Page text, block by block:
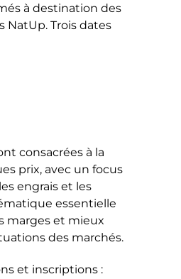
à destination des
NatUp. Trois dates
consacrées à la
prix, avec un focus
engrais et les
essentielle
marges et mieux
des marchés.
et inscriptions :